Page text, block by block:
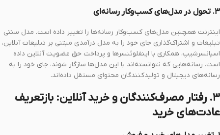
۳. تحول در مدل‌های کسب‌وکار رسانه‌ای
اینترنت همچنین مدل‌های کسب‌وکار رسانه‌ها را تغییر داده است. مدل سنتی
تبلیغات و اشتراک‌گذاری جای خود را به مدل درآمدی مبتنی بر تبلیغات آنلاین،
اسپانسرشیپ، همکاری با اینفلوئنسرها و پرداخت حق عضویت آنلاین داده
است. رسانه‌هایی که نتوانسته‌اند با این مدل‌ها سازگار شوند، جای خود را به
رسانه‌های دیجیتال و تولیدکنندگان محتوای مستقل داده‌اند.
۳. رفتار مصرف‌کنندگان و خرید آنلاین: بازتعریف
عادت‌های خرید